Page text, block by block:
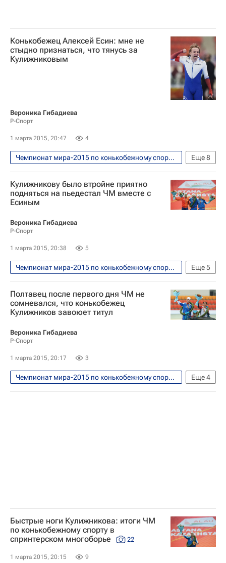
Конькобежец Алексей Есин: мне не
стыдно признаться, что тянусь за
Кулижниковым
Вероника Гибадиева
Р-Спорт
1 марта 2015, 20:47 4
Еще8
Чемпионат мира-2015 по конькобежному спорту в спринтерском многоборье. Астана, 28 февраля - 1 марта
Интервью - Авторы
Аналитика
Конькобежный спорт
Сергей Клевченя
Кубок мира по конькобежному спорту
Алексей Есин
Кулижникову было втройне приятно
подняться на пьедестал ЧМ вместе с
Есиным
Вероника Гибадиева
Р-Спорт
1 марта 2015, 20:38 5
Еще5
Чемпионат мира-2015 по конькобежному спорту в спринтерском многоборье. Астана, 28 февраля - 1 марта
Конькобежный спорт
Кубок мира по конькобежному спорту
Алексей Есин
Полтавец после первого дня ЧМ не
сомневался, что конькобежец
Кулижников завоюет титул
Вероника Гибадиева
Р-Спорт
1 марта 2015, 20:17 3
Еще4
Чемпионат мира-2015 по конькобежному спорту в спринтерском многоборье. Астана, 28 февраля - 1 марта
Конькобежный спорт
Быстрые ноги Кулижникова: итоги ЧМ
по конькобежному спорту в
спринтерском многоборье
22
1 марта 2015, 20:15 9